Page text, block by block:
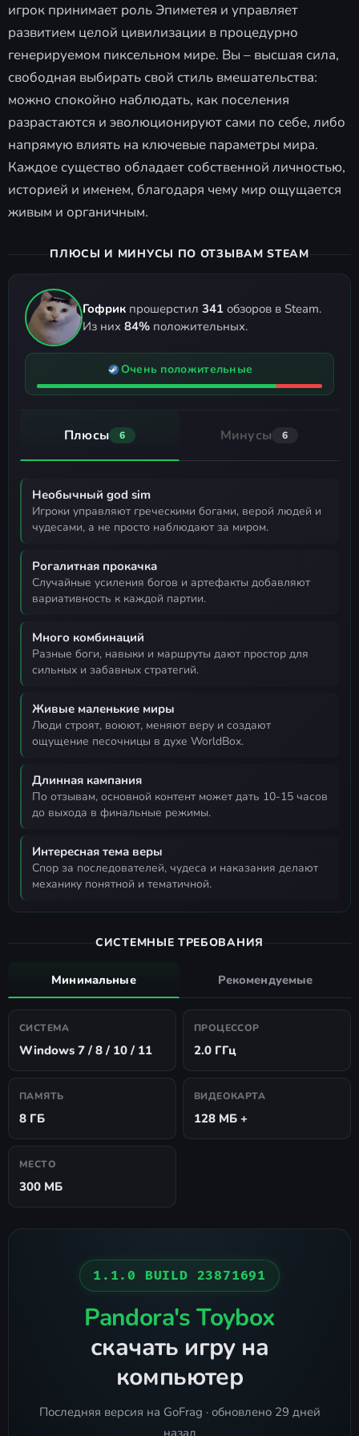
игрок принимает роль Эпиметея и управляет
развитием целой цивилизации в процедурно
генерируемом пиксельном мире. Вы – высшая сила,
свободная выбирать свой стиль вмешательства:
можно спокойно наблюдать, как поселения
разрастаются и эволюционируют сами по себе, либо
напрямую влиять на ключевые параметры мира.
Каждое существо обладает собственной личностью,
историей и именем, благодаря чему мир ощущается
живым и органичным.
ПЛЮСЫ И МИНУСЫ ПО ОТЗЫВАМ STEAM
Гофрик прошерстил 341 обзоров в Steam.
Из них 84% положительных.
Очень положительные
Плюсы 6 Минусы 6
Необычный god sim
игроки управляют греческими богами, верой людей и
чудесами, а не просто наблюдают за миром.
Рогалитная прокачка
случайные усиления богов и артефакты добавляют
вариативность к каждой партии.
Много комбинаций
разные боги, навыки и маршруты дают простор для
сильных и забавных стратегий.
Живые маленькие миры
люди строят, воюют, меняют веру и создают
ощущение песочницы в духе WorldBox.
Длинная кампания
по отзывам, основной контент может дать 10-15 часов
до выхода в финальные режимы.
Интересная тема веры
спор за последователей, чудеса и наказания делают
механику понятной и тематичной.
СИСТЕМНЫЕ ТРЕБОВАНИЯ
Минимальные Рекомендуемые
СИСТЕМА
Windows 7 / 8 / 10 / 11
ПРОЦЕССОР
2.0 ГГц
ПАМЯТЬ
8 ГБ
ВИДЕОКАРТА
128 МБ +
МЕСТО
300 МБ
1.1.0 BUILD 23871691
Pandora's Toybox
скачать игру на
компьютер
Последняя версия на GoFrag · обновлено 29 дней